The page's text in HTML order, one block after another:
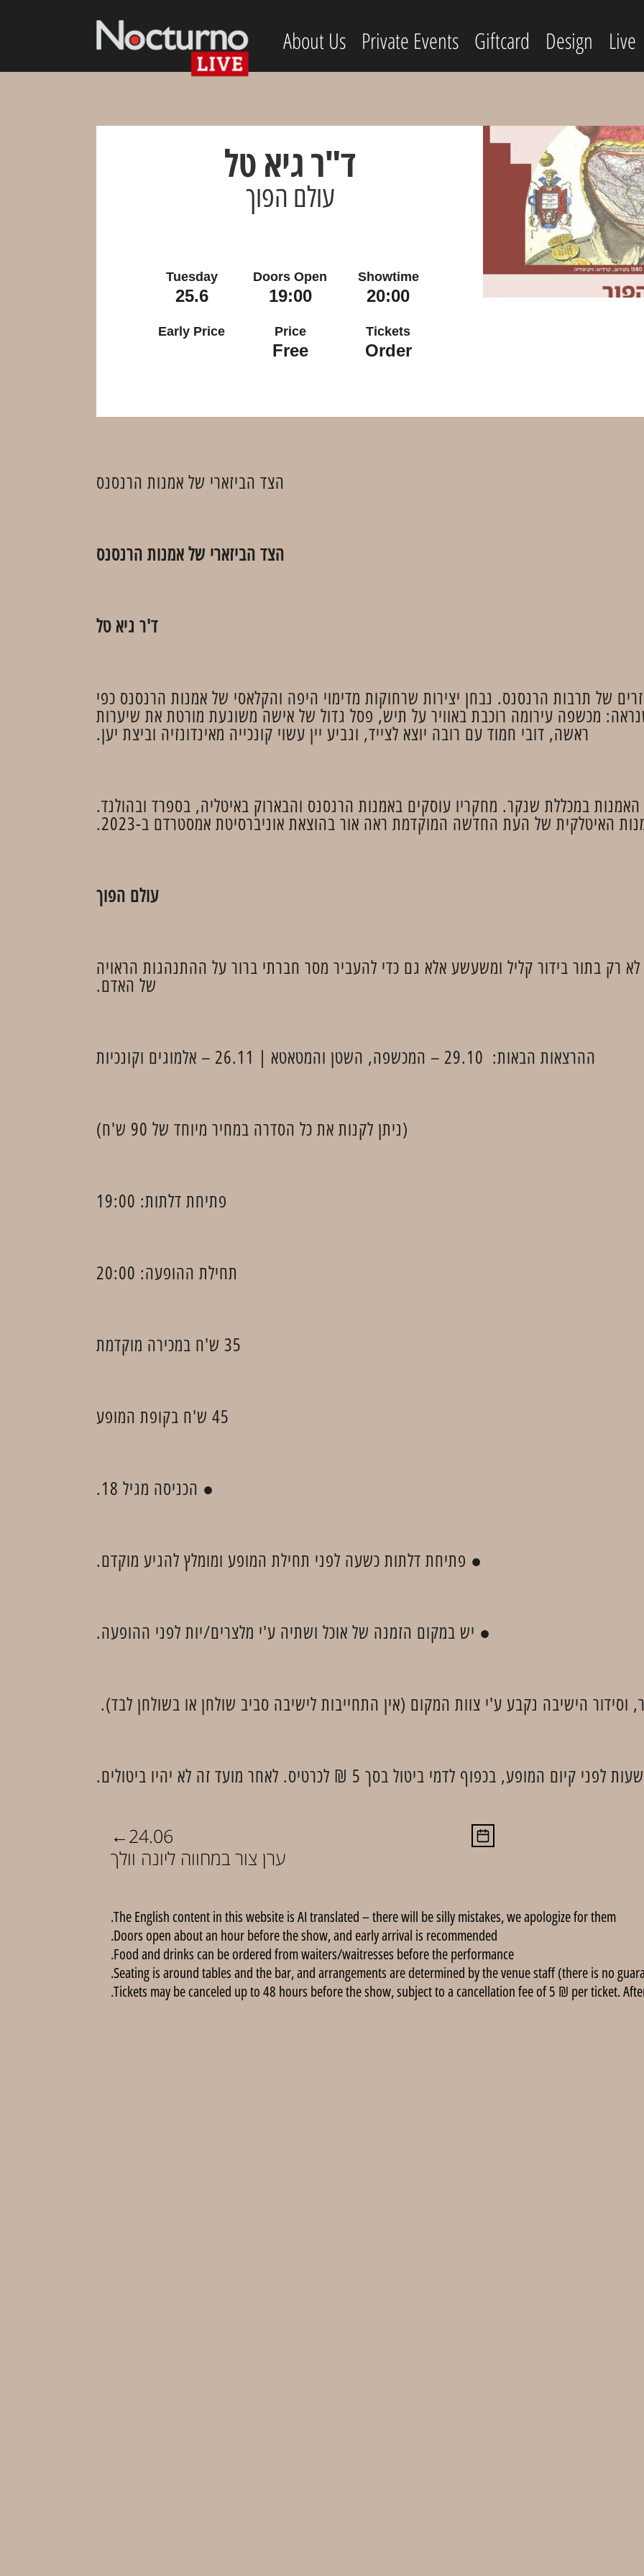
Live
Design
Giftcard
Private Events
About Us
ד"ר גיא טל
עולם הפוך
Tuesday
25.6
Doors Open
19:00
Showtime
20:00
Early Price Price
Free
Tickets
Order
הצד הביזארי של אמנות הרנסנס
הצד הביזארי של אמנות הרנסנס
ד'ר גיא טל
של תרבות הרנסנס. נבחן יצירות שרחוקות מדימוי היפה והקלאסי של אמנות הרנסנס כפי
מכשפה עירומה רוכבת באוויר על תיש, פסל גדול של אישה משוגעת מורטת את שיערות
ראשה, דובי חמוד עם רובה יוצא לצייד, וגביע יין עשוי קונכייה מאינדונזיה וביצת יען.
במכללת שנקר. מחקריו עוסקים באמנות הרנסנס והבארוק באיטליה, בספרד ובהולנד.
האיטלקית של העת החדשה המוקדמת ראה אור בהוצאת אוניברסיטת אמסטרדם ב-2023.
עולם הפוך
רק בתור בידור קליל ומשעשע אלא גם כדי להעביר מסר חברתי ברור על ההתנהגות הראויה
של האדם.
ההרצאות הבאות: 29.10 – המכשפה, השטן והמטאטא | 26.11 – אלמוגים וקונכיות
(ניתן לקנות את כל הסדרה במחיר מיוחד של 90 ש'ח)
פתיחת דלתות: 19:00
תחילת ההופעה: 20:00
35 ש'ח במכירה מוקדמת
45 ש'ח בקופת המופע
● הכניסה מגיל 18.
● פתיחת דלתות כשעה לפני תחילת המופע ומומלץ להגיע מוקדם.
● יש במקום הזמנה של אוכל ושתיה ע'י מלצרים/יות לפני ההופעה.
וסידור הישיבה נקבע ע'י צוות המקום (אין התחייבות לישיבה סביב שולחן או בשולחן לבד).
←24.06
ערן צור במחווה ליונה וולך
The English content in this website is AI translated – there will be silly mistakes, we apologize for them.
Doors open about an hour before the show, and early arrival is recommended.
Food and drinks can be ordered from waiters/waitresses before the performance.
Seating is around tables and the bar, and arrangements are determined by the venue staff (there is no
Tickets may be canceled up to 48 hours before the show, subject to a cancellation fee of 5 ₪ per ticket.